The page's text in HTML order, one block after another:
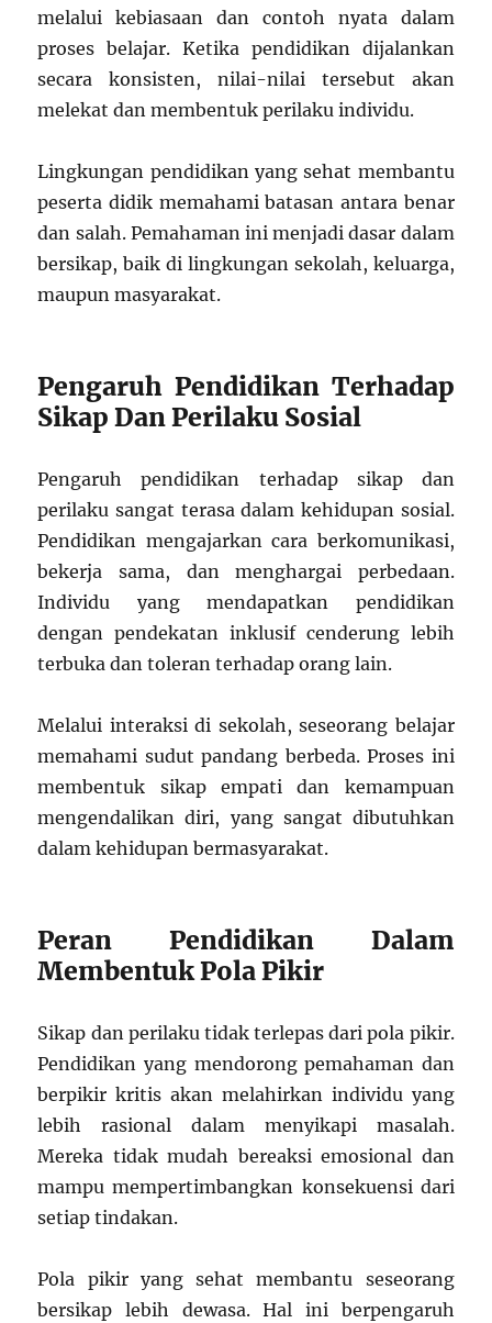
melalui kebiasaan dan contoh nyata dalam
proses belajar. Ketika pendidikan dijalankan
secara konsisten, nilai-nilai tersebut akan
melekat dan membentuk perilaku individu.
Lingkungan pendidikan yang sehat membantu
peserta didik memahami batasan antara benar
dan salah. Pemahaman ini menjadi dasar dalam
bersikap, baik di lingkungan sekolah, keluarga,
maupun masyarakat.
Pengaruh Pendidikan Terhadap
Sikap Dan Perilaku Sosial
Pengaruh pendidikan terhadap sikap dan
perilaku sangat terasa dalam kehidupan sosial.
Pendidikan mengajarkan cara berkomunikasi,
bekerja sama, dan menghargai perbedaan.
Individu yang mendapatkan pendidikan
dengan pendekatan inklusif cenderung lebih
terbuka dan toleran terhadap orang lain.
Melalui interaksi di sekolah, seseorang belajar
memahami sudut pandang berbeda. Proses ini
membentuk sikap empati dan kemampuan
mengendalikan diri, yang sangat dibutuhkan
dalam kehidupan bermasyarakat.
Peran Pendidikan Dalam
Membentuk Pola Pikir
Sikap dan perilaku tidak terlepas dari pola pikir.
Pendidikan yang mendorong pemahaman dan
berpikir kritis akan melahirkan individu yang
lebih rasional dalam menyikapi masalah.
Mereka tidak mudah bereaksi emosional dan
mampu mempertimbangkan konsekuensi dari
setiap tindakan.
Pola pikir yang sehat membantu seseorang
bersikap lebih dewasa. Hal ini berpengaruh